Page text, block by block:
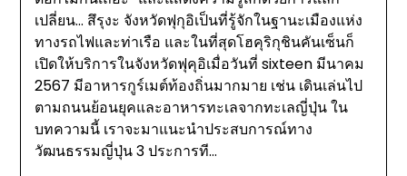
เปลี่ยน… สึรุงะ จังหวัดฟุกุอิเป็นที่รู้จักในฐานะเมืองแห่ง
ทางรถไฟและท่าเรือ และในที่สุดโฮคุริกุชินคันเซ็นก็
เปิดให้บริการในจังหวัดฟุคุอิเมื่อวันที่ sixteen มีนาคม
2567 มีอาหารกูร์เมต์ท้องถิ่นมากมาย เช่น เดินเล่นไป
ตามถนนย้อนยุคและอาหารทะเลจากทะเลญี่ปุ่น ใน
บทความนี้ เราจะมาแนะนำประสบการณ์ทาง
วัฒนธรรมญี่ปุ่น 3 ประการที…